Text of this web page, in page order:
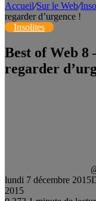
Accueil/Sur le Web/
regarder d’urgence !
Insolites
Best of Web 8
regarder
lundi 7 décembre 2015
2015